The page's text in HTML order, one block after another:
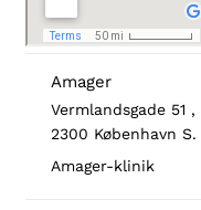
Amager
Vermlandsgade 51
2300 København S.
Amager-klinik